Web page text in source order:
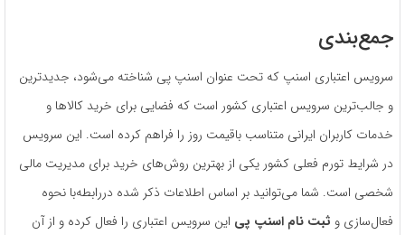
جمع‌بندی
سرویس اعتباری اسنپ که تحت عنوان اسنپ پی شناخته می‌شود، جدیدترین
و جالب‌ترین سرویس اعتباری کشور است که فضایی برای خرید کالاها و
خدمات کاربران ایرانی متناسب باقیمت روز را فراهم کرده است. این سرویس
در شرایط تورم فعلی کشور یکی از بهترین روش‌های خرید برای مدیریت مالی
شخصی است. شما می‌توانید بر اساس اطلاعات ذکر شده دررابطه‌با نحوه
فعال‌سازی و ثبت نام اسنپ پی این سرویس اعتباری را فعال کرده و از آن